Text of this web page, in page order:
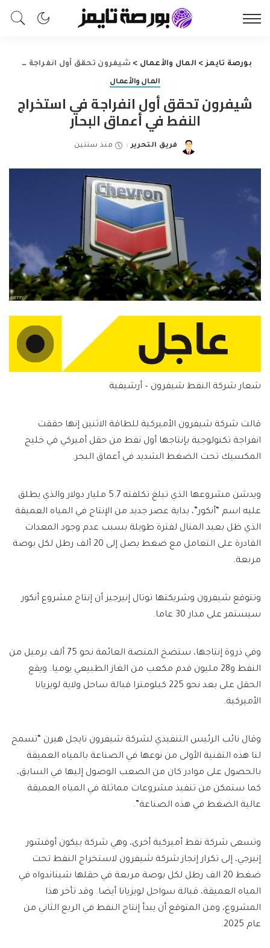
بورصة تايمز> المال والأعمال > شيفرون تحقق أول انفراجة في استخراج النفط في أعماق البحار
المال والأعمال
شيفرون تحقق أول انفراجة في استخراج
النفط في أعماق البحار
Posted
فريق التحرير منذ سنتين
شعار شركة النفط شيفرون – أرشيفية
قالت شركة شيفرون الأميركية للطاقة الاثنين إنها حققت
انفراجة تكنولوجية بإنتاجها أول نفط من حقل أميركي في خليج
المكسيك تحت الضغط الشديد في أعماق البحر.
ويدشن مشروعها الذي تبلغ تكلفته 5.7 مليار دولار والذي يطلق
عليه اسم “أنكور”، بداية عصر جديد من الإنتاج في المياه العميقة
الذي ظل بعيد المنال لفترة طويلة بسبب عدم وجود المعدات
القادرة على التعامل مع ضغط يصل إلى 20 ألف رطل لكل بوصة
مربعة.
وتتوقع شيفرون وشريكتها توتال إنيرجيز أن إنتاج مشروع أنكور
سيستمر على مدار 30 عاما.
وفي ذروة إنتاجها، ستضخ المنصة العائمة نحو 75 ألف برميل من
النفط و28 مليون قدم مكعب من الغاز الطبيعي يوميا. ويقع
الحقل على بعد نحو 225 كيلومترا قبالة ساحل ولاية لويزيانا
الأميركية.
وقال نائب الرئيس التنفيذي لشركة شيفرون نايجل هيرن “تسمح
لنا هذه التقنية الأولى من نوعها في الصناعة بالمياه العميقة
بالحصول على موادر كان من الصعب الوصول إليها في السابق،
كما ستمكن من تنفيذ مشروعات مماثلة في المياه العميقة
عالية الضغط في هذه الصناعة”.
وتسعى شركة نفط أميركية أخرى، وهي شركة بيكون أوفشور
إنيرجي، إلى تكرار إنجاز شركة شيفرون لاستخراج النفط تحت
ضغط 20 الف رطل لكل بوصة مربعة في حقلها شيناندواه في
المياه العميقة، قبالة سواحل لويزيانا أيضا. وقد تأخر هذا
المشروع، ومن المتوقع أن يبدأ إنتاج النفط في الربع الثاني من
عام 2025.